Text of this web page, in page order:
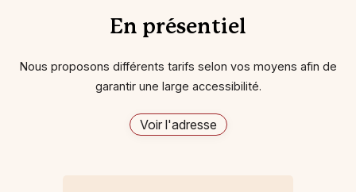
En présentiel
Nous proposons différents tarifs selon vos moyens afin de
garantir une large accessibilité.
Voir l'adresse